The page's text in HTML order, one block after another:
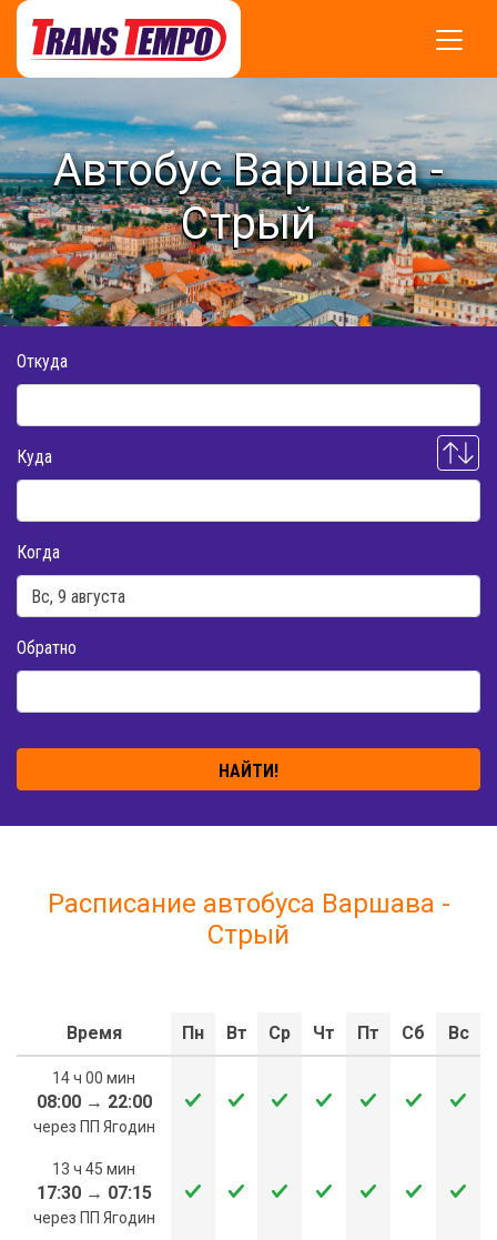
Автобус Варшава -
Стрый
Откуда
Куда
Когда
Обратно
НАЙТИ!
Расписание автобуса Варшава -
Стрый
Время Пн Вт Ср Чт Пт Сб Вс
14 ч 00 мин
08:00→ 22:00
через ПП Ягодин
13 ч 45 мин
17:30→ 07:15
через ПП Ягодин